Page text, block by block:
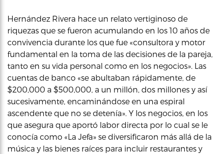
Hernández Rivera hace un relato vertiginoso de
riquezas que se fueron acumulando en los 10 años de
convivencia durante los que fue «consultora y motor
fundamental en la toma de las decisiones de la pareja,
tanto en su vida personal como en los negocios». Las
cuentas de banco «se abultaban rápidamente, de
$200,000 a $500,000, a un millón, dos millones y así
sucesivamente, encaminándose en una espiral
ascendente que no se detenía». Y los negocios, en los
que asegura que aportó labor directa por lo cual se le
conocía como «La Jefa» se diversificaron más allá de la
música y las bienes raíces para incluir restaurantes y